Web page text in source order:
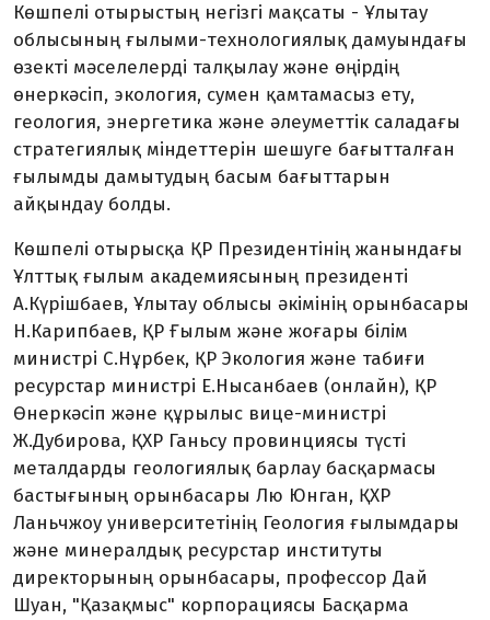
Көшпелі отырыстың негізгі мақсаты - Ұлытау
облысының ғылыми-технологиялық дамуындағы
өзекті мәселелерді талқылау және өңірдің
өнеркәсіп, экология, сумен қамтамасыз ету,
геология, энергетика және әлеуметтік саладағы
стратегиялық міндеттерін шешуге бағытталған
ғылымды дамытудың басым бағыттарын
айқындау болды.
Көшпелі отырысқа ҚР Президентінің жанындағы
Ұлттық ғылым академиясының президенті
А.Күрішбаев, Ұлытау облысы әкімінің орынбасары
Н.Карипбаев, ҚР Ғылым және жоғары білім
министрі С.Нұрбек, ҚР Экология және табиғи
ресурстар министрі Е.Нысанбаев (онлайн), ҚР
Өнеркәсіп және құрылыс вице-министрі
Ж.Дубирова, ҚХР Ганьсу провинциясы түсті
металдарды геологиялық барлау басқармасы
бастығының орынбасары Лю Юнган, ҚХР
Ланьчжоу университетінің Геология ғылымдары
және минералдық ресурстар институты
директорының орынбасары, профессор Дай
Шуан, "Қазақмыс" корпорациясы Басқарма